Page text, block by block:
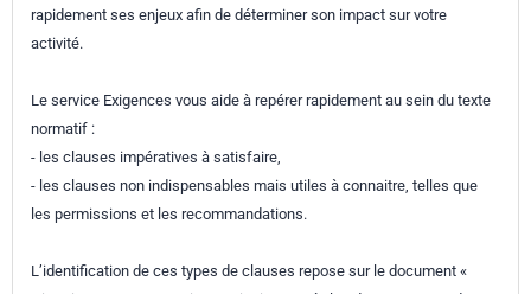
rapidement ses enjeux afin de déterminer son impact sur votre
activité.
Le service Exigences vous aide à repérer rapidement au sein du texte
normatif :
- les clauses impératives à satisfaire,
- les clauses non indispensables mais utiles à connaitre, telles que
les permissions et les recommandations.
L’identification de ces types de clauses repose sur le document «